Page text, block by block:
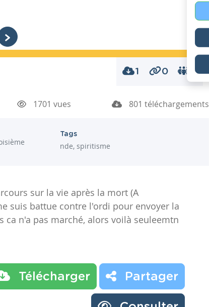
1 0 0
1701 vues 801 téléchargements
Tags
nde, spiritisme
sur la vie après la mort (A
me suis battue contre l'ordi pour envoyer la
ca n'a pas marché, alors voilà seuleemtn
Télécharger Partager